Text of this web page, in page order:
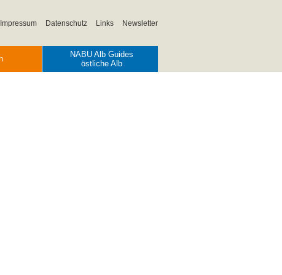
Impressum Datenschutz Links Newsletter
NABU Alb Guides
östliche Alb